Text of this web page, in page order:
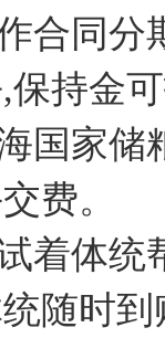
合同分
持金
国家
费。
着体统
随时